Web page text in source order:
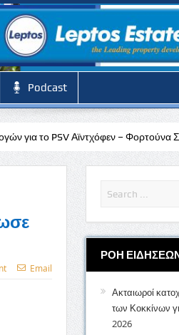
Podcast
– Φορτούνα Σιτάρντ Υπό
Email
ΡΟΗ
Ακταιωροί
των Κοκκίνων
2026